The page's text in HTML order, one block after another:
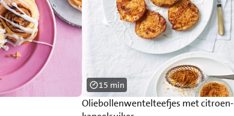
Oliebollenwentelteefjes met citroen-
15 min